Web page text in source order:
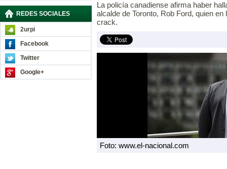
REDES SOCIALES
2urpi
Facebook
Twitter
Google+
La policía canadiense afirma haber
alcalde de Toronto, Rob Ford, quien
crack.
Foto: www.el-nacional.com